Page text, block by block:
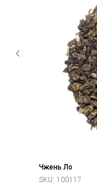
Чжень Ло
SKU: 100117